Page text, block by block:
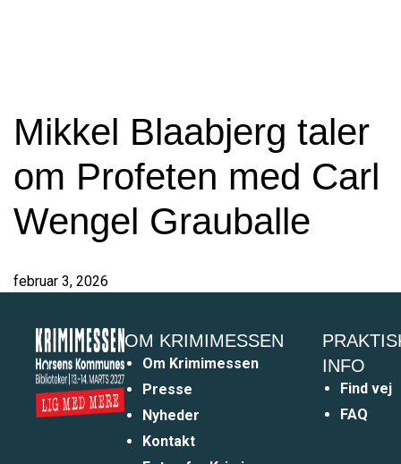
Mikkel Blaabjerg taler
om Profeten med Carl
Wengel Grauballe
februar 3, 2026
OM KRIMIMESSEN
Om Krimimessen
Presse
Nyheder
Kontakt
INFO
Find vej
FAQ